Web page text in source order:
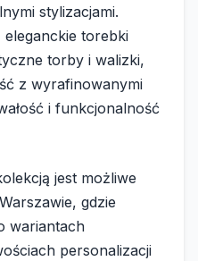
stylizacjami.
torebki
torby i walizki,
z wyrafinowanymi
i funkcjonalność
jest możliwe
gdzie
wariantach
personalizacji